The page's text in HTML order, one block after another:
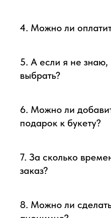
4. Можно ли
5. А если я не знаю,
выбрать?
6. Можно ли
подарок к букету?
7. За сколько
заказ?
8. Можно ли